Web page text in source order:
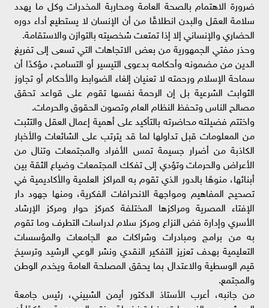
ضرورة الاهتمام بالصحة العامة ومحاربة المخدرات وكل ما يهدد
سلامة العقل والبدن انطلاقًا من أن الإنسان لا يستطيع أداء دوره
الحضاري والإنساني إلا إذا تمتعت شخصيته بالتوازن والاستقامة.
وحذر مفتي الجمهورية من بعض الاتجاهات التي تسعى إلى تفريغ
الدين من مضمونه وأحكامه بدعوى التيسير أو التسامح، مؤكدًا أن
سماحة الإسلام ورحمته لا تعنيان إلغاء الضوابط والأحكام أو تجاوز
الثوابت الشرعية بل إن الرحمة نفسها تقوم على قواعد تحقق
مصالح الناس وتحفظ النظام العام وتصون الحقوق والحرمات.
واختتم فضيلته محاضرته بالتأكيد على أهمية إعمال العقل والتثبت
من المعلومات قبل تداولها لما قد يترتب على الشائعات والأخبار
الكاذبة من أضرار جسيمة تمس الأفراد والمجتمعات وتنال من
الأعراض والحرمات وتؤدي إلى تفكك المجتمعات وضياع الثقة بين
أبنائها، منوهًا بالدور الذي تقوم به المراكز العلمية والأكاديمية في
تصحيح المفاهيم ومواجهة الانحرافات الفكرية، ومنها جهود دار
الإفتاء المصرية ومراكزها المختلفة كمركز حوار ومركز الإرشاد
الأسري وإدارة فض النزاع ومركز سلام لدراسات التطرف وما تقوم
به من برامج ومبادرات وشراكات مع الجامعات والمؤسسات
التعليمية بهدف تعزيز التفكير النقدي ونشر الوعي الرشيد وترسيخ
قيم الوسطية والاعتدال بما يحقق المصلحة العامة ويخدم الوطن
والمجتمع.
من جانبه، أعرب الأستاذ الدكتور أيمن الشبيني، رئيس جامعة